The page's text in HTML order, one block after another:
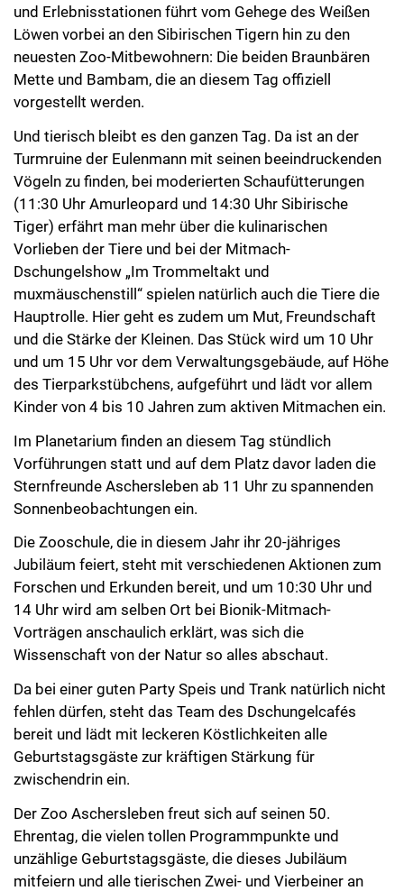
und Erlebnisstationen führt vom Gehege des Weißen
Löwen vorbei an den Sibirischen Tigern hin zu den
neuesten Zoo-Mitbewohnern: Die beiden Braunbären
Mette und Bambam, die an diesem Tag offiziell
vorgestellt werden.
Und tierisch bleibt es den ganzen Tag. Da ist an der
Turmruine der Eulenmann mit seinen beeindruckenden
Vögeln zu finden, bei moderierten Schaufütterungen
(11:30 Uhr Amurleopard und 14:30 Uhr Sibirische
Tiger) erfährt man mehr über die kulinarischen
Vorlieben der Tiere und bei der Mitmach-
Dschungelshow „Im Trommeltakt und
muxmäuschenstill“ spielen natürlich auch die Tiere die
Hauptrolle. Hier geht es zudem um Mut, Freundschaft
und die Stärke der Kleinen. Das Stück wird um 10 Uhr
und um 15 Uhr vor dem Verwaltungsgebäude, auf Höhe
des Tierparkstübchens, aufgeführt und lädt vor allem
Kinder von 4 bis 10 Jahren zum aktiven Mitmachen ein.
Im Planetarium finden an diesem Tag stündlich
Vorführungen statt und auf dem Platz davor laden die
Sternfreunde Aschersleben ab 11 Uhr zu spannenden
Sonnenbeobachtungen ein.
Die Zooschule, die in diesem Jahr ihr 20-jähriges
Jubiläum feiert, steht mit verschiedenen Aktionen zum
Forschen und Erkunden bereit, und um 10:30 Uhr und
14 Uhr wird am selben Ort bei Bionik-Mitmach-
Vorträgen anschaulich erklärt, was sich die
Wissenschaft von der Natur so alles abschaut.
Da bei einer guten Party Speis und Trank natürlich nicht
fehlen dürfen, steht das Team des Dschungelcafés
bereit und lädt mit leckeren Köstlichkeiten alle
Geburtstagsgäste zur kräftigen Stärkung für
zwischendrin ein.
Der Zoo Aschersleben freut sich auf seinen 50.
Ehrentag, die vielen tollen Programmpunkte und
unzählige Geburtstagsgäste, die dieses Jubiläum
mitfeiern und alle tierischen Zwei- und Vierbeiner an